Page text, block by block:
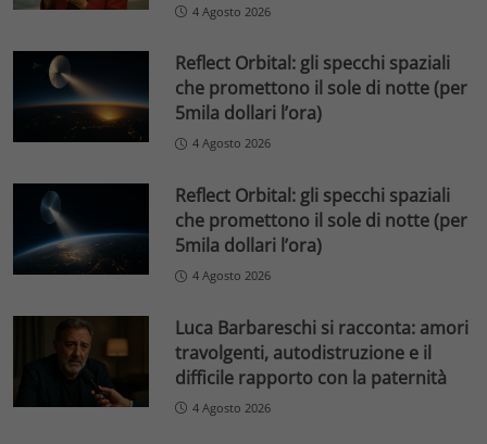
4 Agosto 2026
Reflect Orbital: gli specchi spaziali
che promettono il sole di notte (per
5mila dollari l’ora)
4 Agosto 2026
Reflect Orbital: gli specchi spaziali
che promettono il sole di notte (per
5mila dollari l’ora)
4 Agosto 2026
Luca Barbareschi si racconta: amori
travolgenti, autodistruzione e il
difficile rapporto con la paternità
4 Agosto 2026